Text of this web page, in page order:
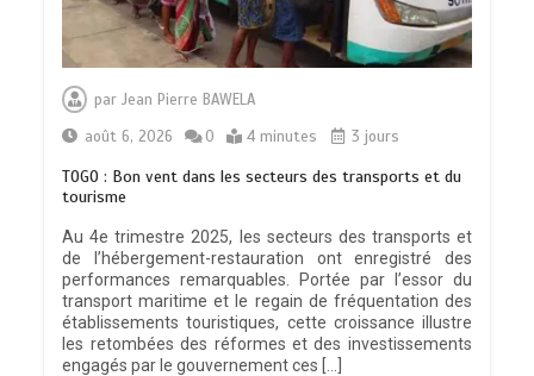
parJean Pierre BAWELA
août 6, 2026
0 4 minutes 3 jours
TOGO : Bon vent dans les secteurs des transports et du
tourisme
Au 4e trimestre 2025, les secteurs des transports et
de l’hébergement-restauration ont enregistré des
performances remarquables. Portée par l’essor du
transport maritime et le regain de fréquentation des
établissements touristiques, cette croissance illustre
les retombées des réformes et des investissements
engagés par le gouvernement ces […]